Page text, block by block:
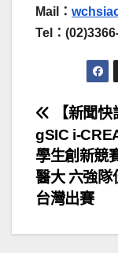
Mail：
Tel：
文
章
導
【新聞
gSIC i-
學生創新競
醫大 六強隊
台灣出賽